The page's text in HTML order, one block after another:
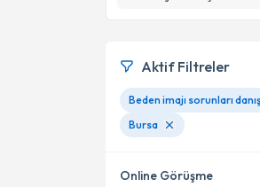
Aktif Filtreler
Bursa
Online Görüşme